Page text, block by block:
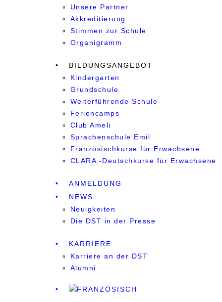
Unsere Partner
Akkre­di­tier­ung
Stimmen zur Schule
Organigramm
BILDUNGSANGEBOT
Kindergarten
Grundschule
Weiterführende Schule
Feriencamps
Club Ameli
Sprachenschule Emil
Französischkurse für Erwachsene
CLARA -Deutschkurse für Erwachsene
ANMELDUNG
NEWS
Neuigkeiten
Die DST in der Presse
KARRIERE
Karriere an der DST
Alumni